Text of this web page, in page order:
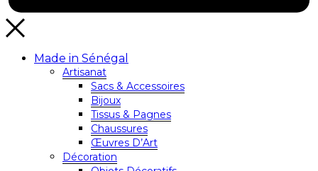
Made in Sénégal
Artisanat
Sacs & Accessoires
Bijoux
Tissus & Pagnes
Chaussures
Œuvres D’Art
Décoration